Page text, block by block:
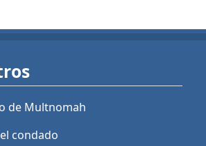
de Multnomah
condado